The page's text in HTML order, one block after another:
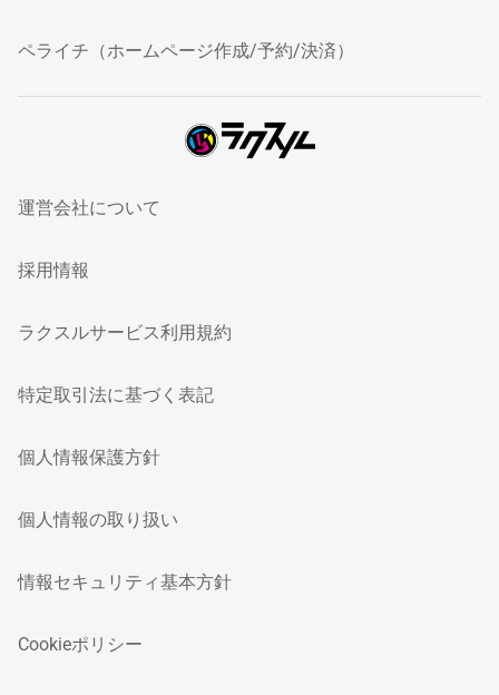
ペライチ（ホームページ作成/予約/決済）
運営会社について
採用情報
ラクスルサービス利用規約
特定取引法に基づく表記
個人情報保護方針
個人情報の取り扱い
情報セキュリティ基本方針
Cookieポリシー